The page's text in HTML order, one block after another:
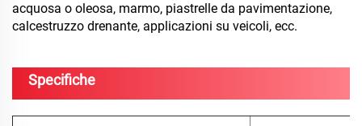
acquosa o oleosa, marmo, piastrelle da pavimentazione,
calcestruzzo drenante, applicazioni su veicoli, ecc.
Specifiche